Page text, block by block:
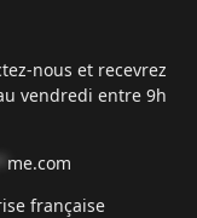
nous et recevrez
vendredi entre 9h
me.com
française